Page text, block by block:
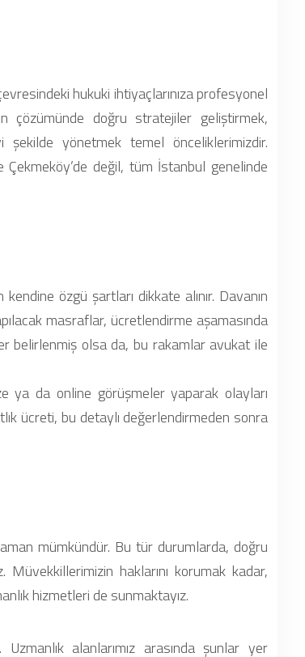
hukuki ihtiyaçlarınıza profesyonel
çözümünde doğru stratejiler geliştirmek,
yönetmek temel önceliklerimizdir.
Çekmeköy’de değil, tüm İstanbul genelinde
özgü şartları dikkate alınır. Davanın
masraflar, ücretlendirme aşamasında
belirlenmiş olsa da, bu rakamlar avukat ile
ya da online görüşmeler yaparak olayları
ücreti, bu detaylı değerlendirmeden sonra
mümkündür. Bu tür durumlarda, doğru
haklarını korumak kadar,
hizmetleri de sunmaktayız.
alanlarımız arasında şunlar yer